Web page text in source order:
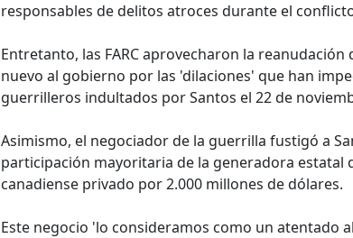
responsables de delitos atroces durante el
Entretanto, las FARC aprovecharon la
nuevo al gobierno por las 'dilaciones' que han
guerrilleros indultados por Santos el 22 de
Asimismo, el negociador de la guerrilla fustigó a
participación mayoritaria de la generadora estatal
canadiense privado por 2.000 millones de dólares.
Este negocio 'lo consideramos como un atentado